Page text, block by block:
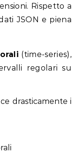
Rispetto a
JSON e piena
(time-series),
regolari su
drasticamente i